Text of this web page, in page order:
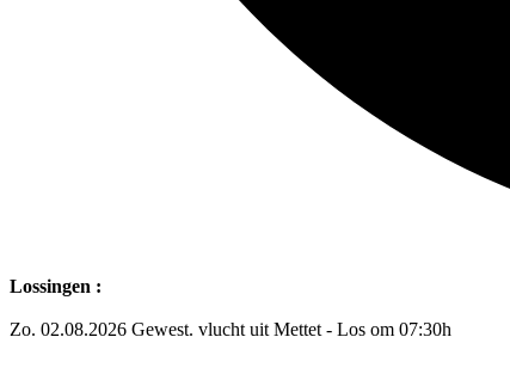
Lossingen :
Zo. 02.08.2026 Gewest. vlucht uit Mettet - Los om 07:30h